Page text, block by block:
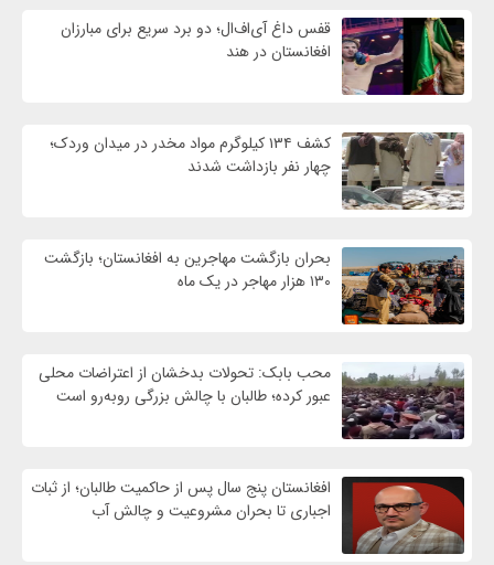
قفس داغ آی‌اف‌ال؛ دو برد سریع برای مبارزان
افغانستان در هند
کشف ۱۳۴ کیلوگرم مواد مخدر در میدان وردک؛
چهار نفر بازداشت شدند
بحران بازگشت مهاجرین به افغانستان؛ بازگشت
۱۳۰ هزار مهاجر در یک ماه
محب بابک: تحولات بدخشان از اعتراضات محلی
عبور کرده؛ طالبان با چالش بزرگی روبه‌رو است
افغانستان پنج سال پس از حاکمیت طالبان؛ از ثبات
اجباری تا بحران مشروعیت و چالش آب